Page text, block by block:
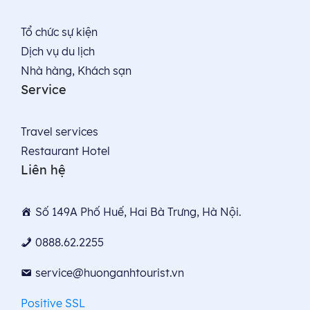
Tổ chức sự kiện
Dịch vụ du lịch
Nhà hàng, Khách sạn
Service
Travel services
Restaurant Hotel
Liên hệ
Số 149A Phố Huế, Hai Bà Trưng, Hà Nội.
0888.62.2255
service@huonganhtourist.vn
Positive SSL